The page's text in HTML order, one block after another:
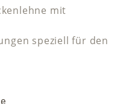
mit
speziell für den